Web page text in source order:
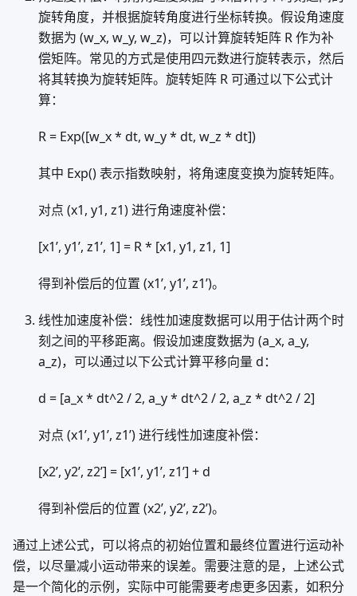
旋转角度，并根据旋转角度进行坐标转换。假设角速度
数据为 (w_x, w_y, w_z)，可以计算旋转矩阵 R 作为补
偿矩阵。常见的方式是使用四元数进行旋转表示，然后
将其转换为旋转矩阵。旋转矩阵 R 可通过以下公式计
算：
R = Exp([w_x * dt, w_y * dt, w_z * dt])
其中 Exp() 表示指数映射，将角速度变换为旋转矩阵。
对点 (x1, y1, z1) 进行角速度补偿：
[x1’, y1’, z1’, 1] = R * [x1, y1, z1, 1]
得到补偿后的位置 (x1’, y1’, z1’)。
线性加速度补偿：线性加速度数据可以用于估计两个时
刻之间的平移距离。假设加速度数据为 (a_x, a_y,
a_z)，可以通过以下公式计算平移向量 d：
d = [a_x * dt^2 / 2, a_y * dt^2 / 2, a_z * dt^2 / 2]
对点 (x1’, y1’, z1’) 进行线性加速度补偿：
[x2’, y2’, z2’] = [x1’, y1’, z1’] + d
得到补偿后的位置 (x2’, y2’, z2’)。
通过上述公式，可以将点的初始位置和最终位置进行运动补
偿，以尽量减小运动带来的误差。需要注意的是，上述公式
是一个简化的示例，实际中可能需要考虑更多因素，如积分